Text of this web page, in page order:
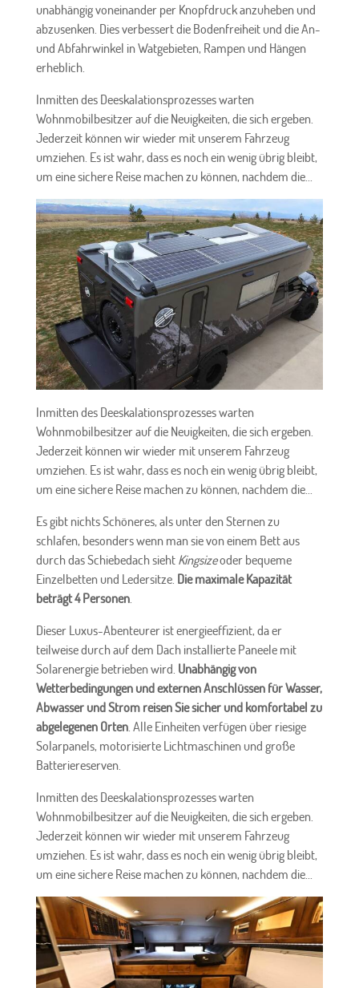
unabhängig voneinander per Knopfdruck anzuheben und
abzusenken. Dies verbessert die Bodenfreiheit und die An-
und Abfahrwinkel in Watgebieten, Rampen und Hängen
erheblich.
Inmitten des Deeskalationsprozesses warten
Wohnmobilbesitzer auf die Neuigkeiten, die sich ergeben.
Jederzeit können wir wieder mit unserem Fahrzeug
umziehen. Es ist wahr, dass es noch ein wenig übrig bleibt,
um eine sichere Reise machen zu können, nachdem die...
Inmitten des Deeskalationsprozesses warten
Wohnmobilbesitzer auf die Neuigkeiten, die sich ergeben.
Jederzeit können wir wieder mit unserem Fahrzeug
umziehen. Es ist wahr, dass es noch ein wenig übrig bleibt,
um eine sichere Reise machen zu können, nachdem die...
Es gibt nichts Schöneres, als unter den Sternen zu
schlafen, besonders wenn man sie von einem Bett aus
durch das Schiebedach sieht Kingsizeoder bequeme
Einzelbetten und Ledersitze. Die maximale Kapazität
beträgt 4 Personen.
Dieser Luxus-Abenteurer ist energieeffizient, da er
teilweise durch auf dem Dach installierte Paneele mit
Solarenergie betrieben wird. Unabhängig von
Wetterbedingungen und externen Anschlüssen für Wasser,
Abwasser und Strom reisen Sie sicher und komfortabel zu
abgelegenen Orten. Alle Einheiten verfügen über riesige
Solarpanels, motorisierte Lichtmaschinen und große
Batteriereserven.
Inmitten des Deeskalationsprozesses warten
Wohnmobilbesitzer auf die Neuigkeiten, die sich ergeben.
Jederzeit können wir wieder mit unserem Fahrzeug
umziehen. Es ist wahr, dass es noch ein wenig übrig bleibt,
um eine sichere Reise machen zu können, nachdem die...